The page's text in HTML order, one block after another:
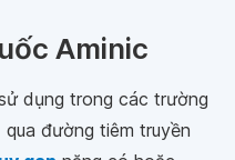
Aminic
dụng trong các trường
đường tiêm truyền